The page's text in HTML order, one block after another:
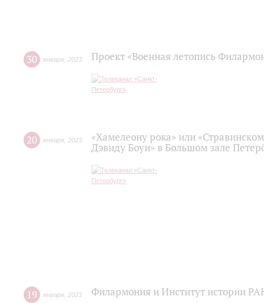
30 января 2023 Проект «Военная летопись
20 января 2023
«Хамелеону рока» или
Дэвиду Боуи» в Большом зале
19 января 2023 Филармония и Институт истории